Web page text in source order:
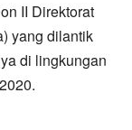
II Direktorat
yang dilantik
di lingkungan